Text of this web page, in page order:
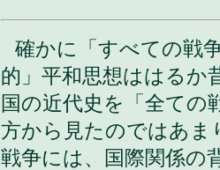
確かに「すべての戦
的」平和思想ははるか
国の近代史を「全ての
方から見たのではあま
戦争には、国際関係の